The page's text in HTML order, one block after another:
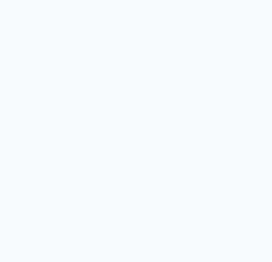
ja itsearviointi